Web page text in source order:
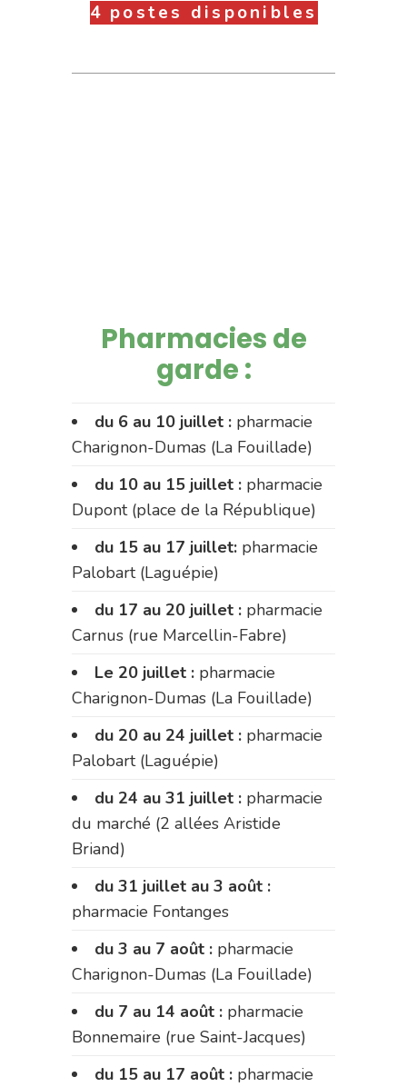
4 postes disponibles
Pharmacies de
garde :
du 6 au 10 juillet : pharmacie
Charignon-Dumas (La Fouillade)
du 10 au 15 juillet : pharmacie
Dupont (place de la République)
du 15 au 17 juillet: pharmacie
Palobart (Laguépie)
du 17 au 20 juillet : pharmacie
Carnus (rue Marcellin-Fabre)
Le 20 juillet : pharmacie
Charignon-Dumas (La Fouillade)
du 20 au 24 juillet : pharmacie
Palobart (Laguépie)
du 24 au 31 juillet : pharmacie
du marché (2 allées Aristide
Briand)
du 31 juillet au 3 août :
pharmacie Fontanges
du 3 au 7 août : pharmacie
Charignon-Dumas (La Fouillade)
du 7 au 14 août : pharmacie
Bonnemaire (rue Saint-Jacques)
du 15 au 17 août : pharmacie